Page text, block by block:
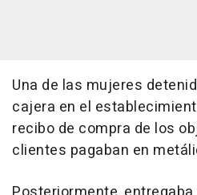
Una de las mujeres
cajera en el
recibo de compra de los
clientes pagaban en